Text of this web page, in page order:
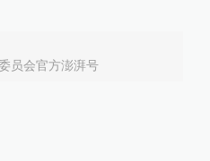
员会官方澎湃号